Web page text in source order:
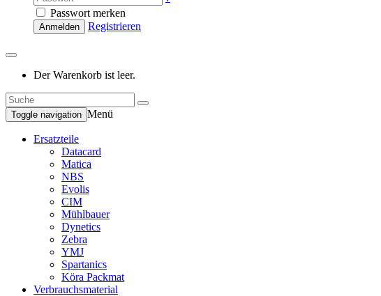
Passwort merken
Anmelden Registrieren
Der Warenkorb ist leer.
Toggle navigation Menü
Ersatzteile
Datacard
Matica
NBS
Evolis
CIM
Mühlbauer
Dynetics
Zebra
YMJ
Spartanics
Köra Packmat
Verbrauchsmaterial